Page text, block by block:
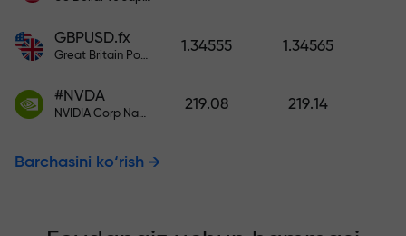
GBPUSD.fx
Great Britain Pound vs US Dollar
1.34555 1.34565
#NVDA
NVIDIA Corp Nasdaq Stock Exchange (Nasdaq) USD
219.08 219.14
Barchasini ko‘rish